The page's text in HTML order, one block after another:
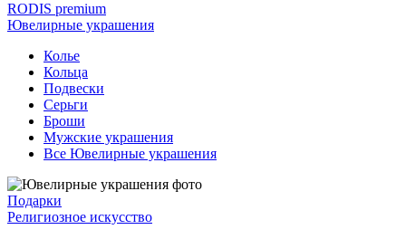
RODIS premium
Ювелирные украшения
Колье
Кольца
Подвески
Серьги
Броши
Мужские украшения
Все Ювелирные украшения
Подарки
Религиозное искусство